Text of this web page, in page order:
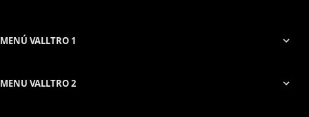
MENÚ VALLTRO 1
MENU VALLTRO 2